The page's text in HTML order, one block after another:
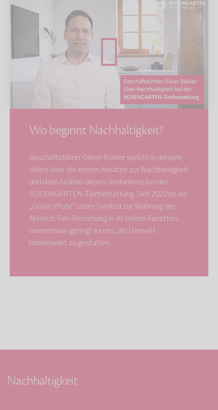
Wo beginnt Nachhaltigkeit?
Geschäftsführer Oliver Rölker spricht in diesem
Video über die ersten Ansätze zur Nachhaltigkeit
und dem Ausbau dieses Gedankens bei der
ROSENGARTEN-Tierbestattung. Seit 2020 ist die
„Grüne Pfote“ unser Symbol zur Wahrung der
Mensch-Tier-Beziehung in all seinen Facetten.
Gemeinsam gelingt es uns, die Umwelt
lebenswert zu gestalten.
Nachhaltigkeit